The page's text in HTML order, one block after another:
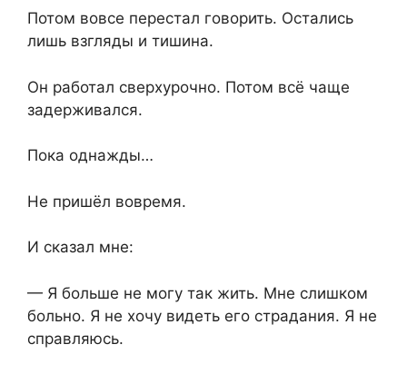
Потом вовсе перестал говорить. Остались
лишь взгляды и тишина.
Он работал сверхурочно. Потом всё чаще
задерживался.
Пока однажды…
Не пришёл вовремя.
И сказал мне:
— Я больше не могу так жить. Мне слишком
больно. Я не хочу видеть его страдания. Я не
справляюсь.